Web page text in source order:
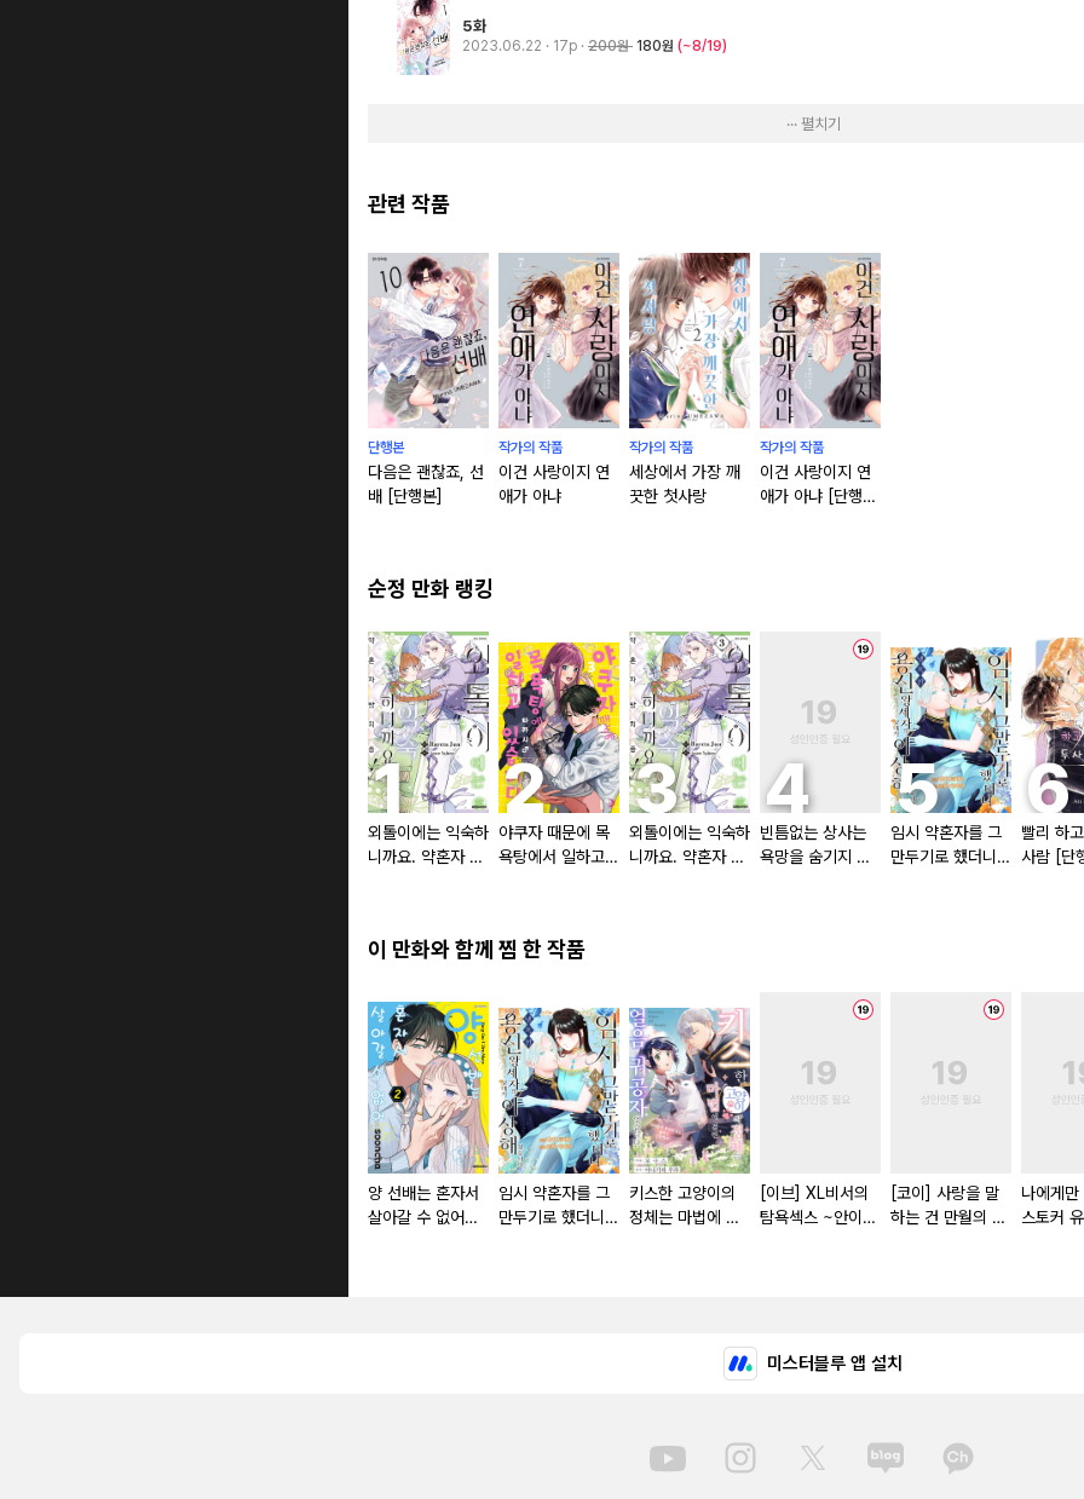
5화
2023.06.22 · 17p 200원 180원 (~8/19)
··· 펼치기
관련 작품
단행본
다음은 괜찮죠, 선
배 [단행본]
작가의 작품
이건 사랑이지 연
애가 아냐
작가의 작품
세상에서 가장 깨
끗한 첫사랑
작가의 작품
이건 사랑이지 연
애가 아냐 [단행
순정 만화 랭킹
외톨이에는 익숙하
니까요. 약혼자 방
야쿠자 때문에 목
욕탕에서 일하고
외톨이에는 익숙하
니까요. 약혼자 방
빈틈없는 상사는
욕망을 숨기지 않
임시 약혼자를 그
만두기로 했더니
빨리 하
사람 [단
이 만화와 함께 찜 한 작품
양 선배는 혼자서
살아갈 수 없어
임시 약혼자를 그
만두기로 했더니
키스한 고양이의
정체는 마법에 걸
[이브] XL비서의
탐욕섹스 ~안이
[코이] 사랑을 말
하는 건 만월의 밤
나에게
스토커
미스터블루 앱 설치